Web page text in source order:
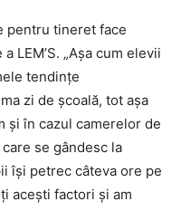
pentru tineret face
LEM’S. „Aşa cum elevii
tendințe
zi de școală, tot aşa
şi în cazul camerelor de
se gândesc la
îşi petrec câteva ore pe
aceşti factori şi am